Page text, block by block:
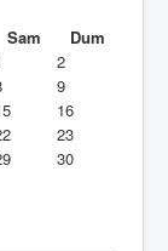
Sam
Dum
2
9
16
23
30